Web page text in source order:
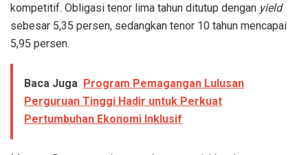
kompetitif. Obligasi tenor lima tahun ditutup dengan yield
sebesar 5,35 persen, sedangkan tenor 10 tahun mencapai
5,95 persen.
Baca Juga Program Pemagangan Lulusan
Perguruan Tinggi Hadir untuk Perkuat
Pertumbuhan Ekonomi Inklusif